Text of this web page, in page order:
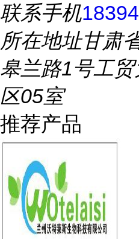
联系手机
所在地址甘肃
皋兰路1号工
区05室
推荐产品